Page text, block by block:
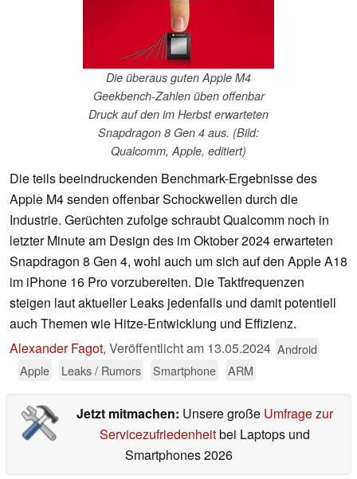
Die überaus guten Apple M4
Geekbench-Zahlen üben offenbar
Druck auf den im Herbst erwarteten
Snapdragon 8 Gen 4 aus. (Bild:
Qualcomm, Apple, editiert)
Die teils beeindruckenden Benchmark-Ergebnisse des
Apple M4 senden offenbar Schockwellen durch die
Industrie. Gerüchten zufolge schraubt Qualcomm noch in
letzter Minute am Design des im Oktober 2024 erwarteten
Snapdragon 8 Gen 4, wohl auch um sich auf den Apple A18
im iPhone 16 Pro vorzubereiten. Die Taktfrequenzen
steigen laut aktueller Leaks jedenfalls und damit potentiell
auch Themen wie Hitze-Entwicklung und Effizienz.
Alexander Fagot, Veröffentlicht am 13.05.2024 Android
Apple
Leaks / Rumors Smartphone ARM
Jetzt mitmachen: Unsere große Umfrage zur
Servicezufriedenheitbei Laptops und
Smartphones 2026